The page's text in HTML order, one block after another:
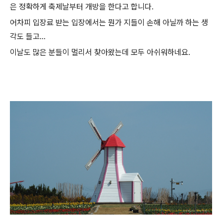
은 정확하게 축제날부터 개방을 한다고 합니다.
어차피 입장료 받는 입장에서는 뭔가 지들이 손해 아닐까 하는 생
각도 들고...
이날도 많은 분들이 멀리서 찾아왔는데 모두 아쉬워하네요.